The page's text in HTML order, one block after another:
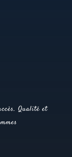
Qualité et